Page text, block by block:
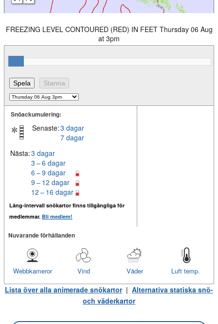
FREEZING LEVEL CONTOURED (RED) IN FEET Thursday 06 Aug
at 3pm
Snöackumulering:
Senaste:3 dagar
7 dagar
Nästa:3 dagar
3 – 6 dagar
6 – 9 dagar
9 – 12 dagar
12 – 16 dagar
Lång-intervall snökartor finns tillgängliga för
medlemmar. Bli medlem!
Nuvarande förhållanden
Luft temp.
Väder
Vind
Webbkameror
Lista över alla animerade snökartor| Alternativa statiska snö-
och väderkartor